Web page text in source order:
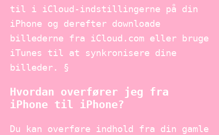
til i iCloud-indstillingerne på din
iPhone og derefter downloade
billederne fra iCloud.com eller bruge
iTunes til at synkronisere dine
billeder. §
Hvordan overfører jeg fra
iPhone til iPhone?
Du kan overføre indhold fra din gamle